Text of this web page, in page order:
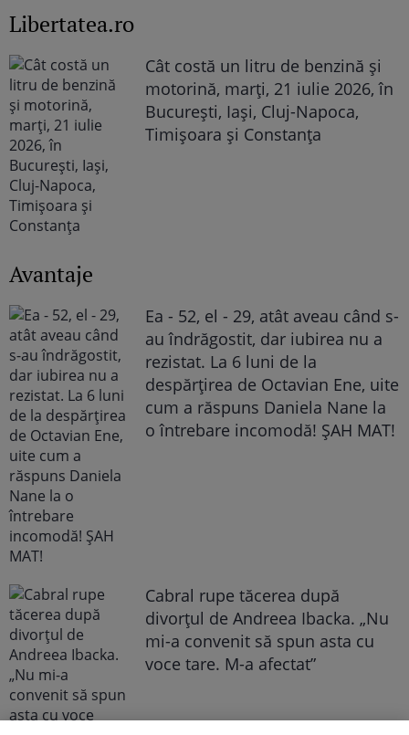
Libertatea.ro
Cât costă un litru de benzină și
motorină, marți, 21 iulie 2026, în
București, Iași, Cluj-Napoca,
Timișoara și Constanța
Avantaje
Ea - 52, el - 29, atât aveau când s-
au îndrăgostit, dar iubirea nu a
rezistat. La 6 luni de la
despărțirea de Octavian Ene, uite
cum a răspuns Daniela Nane la
o întrebare incomodă! ȘAH MAT!
Cabral rupe tăcerea după
divorțul de Andreea Ibacka. „Nu
mi-a convenit să spun asta cu
voce tare. M-a afectat”